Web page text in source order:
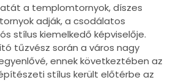
a templomtornyok, díszes
adják, a csodálatos
stílus kiemelkedő képviselője.
tűzvész során a város nagy
ennek következtében az
stílus került előtérbe az